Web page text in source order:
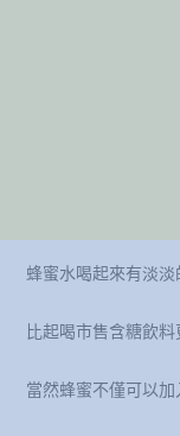
蜂蜜水喝起來有淡
比起喝市售含糖飲
當然蜂蜜不僅可以加